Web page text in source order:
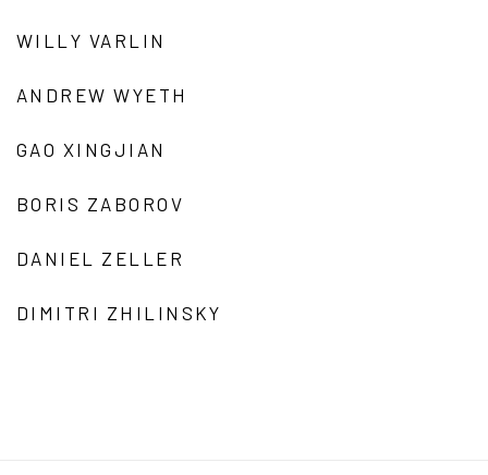
WILLY VARLIN
ANDREW WYETH
GAO XINGJIAN
BORIS ZABOROV
DANIEL ZELLER
DIMITRI ZHILINSKY